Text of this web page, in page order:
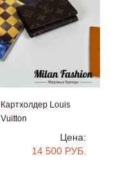
Картхолдер Louis
Vuitton
Цена:
14 500 РУБ.